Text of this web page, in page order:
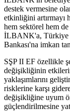
destek vermesine
etkinliğini artırmayı
hem sektörel hem de
İLBANK'a, Türkiye
Bankası'na imkan
SŞP II EF özellikle
değişikliğinin
yaklaşımlarını
risklerine karşı
değişikliğine uyum
güçlendirilmesine